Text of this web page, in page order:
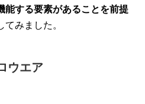
能する要素があることを前提
てみました。
ウエア